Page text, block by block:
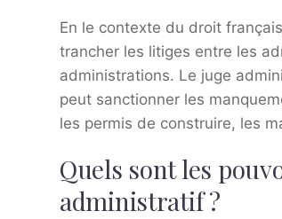
En le contexte du droit
trancher les litiges entre les
administrations. Le juge
peut sanctionner les
les permis de construire, les
Quels sont les
administratif ?